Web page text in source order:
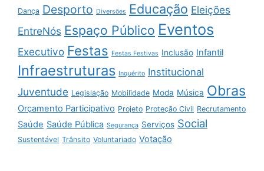
Dança Desporto Diversões Educação Eleições
EntreNós Espaço Público Eventos
Executivo Festas Festas Festivas Inclusão Infantil
Infraestruturas Inquérito Institucional
Juventude Legislação Mobilidade Moda Música Obras
Orçamento Participativo Projeto Proteção Civil Recrutamento
Saúde Saúde Pública Segurança Serviços Social
Sustentável Trânsito Voluntariado Votação